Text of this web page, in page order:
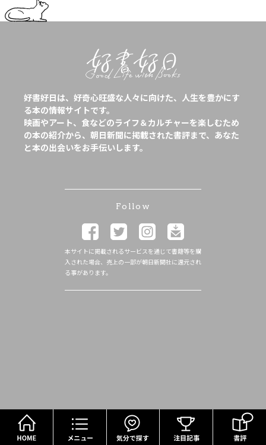
好書好日は、好奇心旺盛な人々に向けた、人生を豊かにす
る本の情報サイトです。
映画やアート、食などのライフ＆カルチャーを楽しむため
の本の紹介から、朝日新聞に掲載された書評まで、あなた
と本の出会いをお手伝いします。
Follow
本サイトに掲載されるサービスを通じて書籍等を購
入された場合、売上の一部が朝日新聞社に還元され
る事があります。